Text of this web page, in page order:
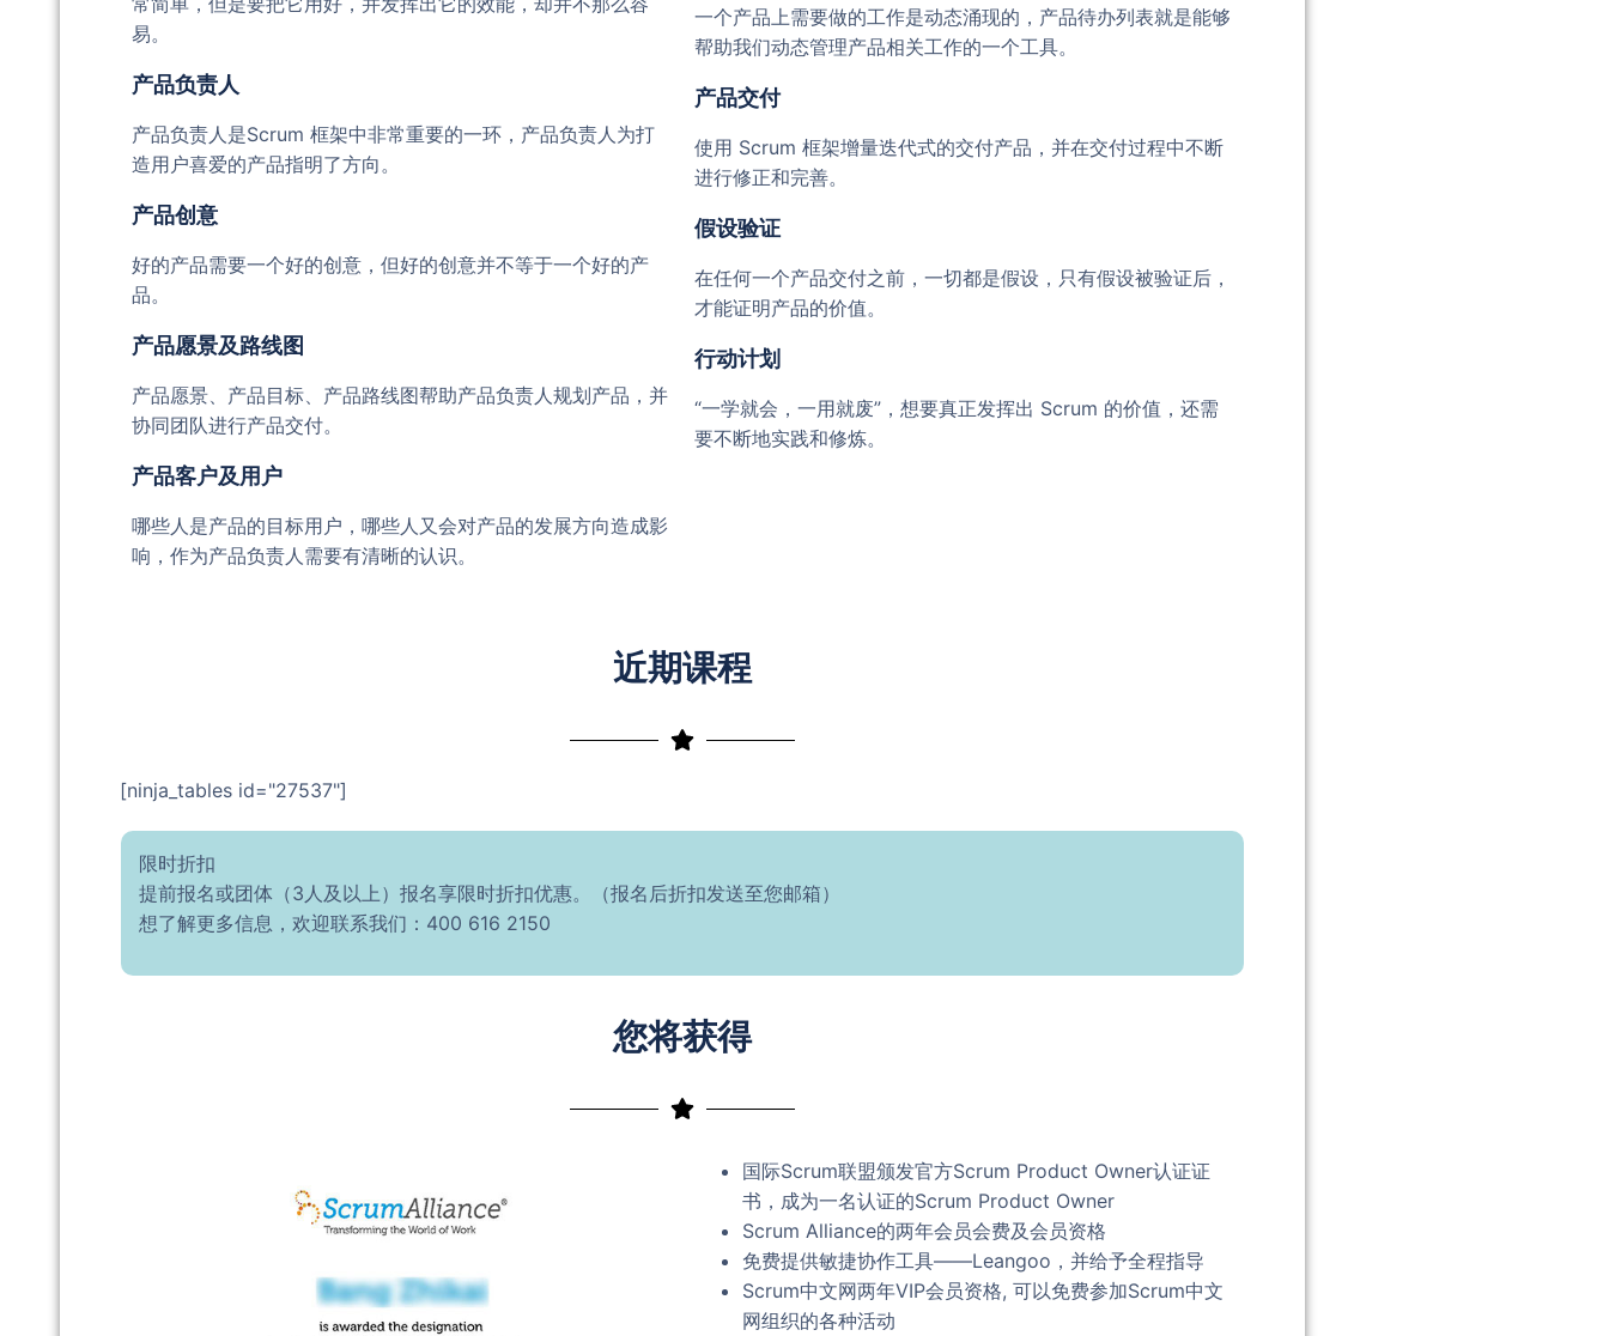
易。
产品负责人
产品负责人是Scrum 框架中非常重要的一环，产品负责人为打
造用户喜爱的产品指明了方向。
产品创意
好的产品需要一个好的创意，但好的创意并不等于一个好的产
品。
产品愿景及路线图
产品愿景、产品目标、产品路线图帮助产品负责人规划产品，并
协同团队进行产品交付。
产品客户及用户
哪些人是产品的目标用户，哪些人又会对产品的发展方向造成影
响，作为产品负责人需要有清晰的认识。
一个产品上需要做的工作是动态涌现的，产品待办列表就是能够
帮助我们动态管理产品相关工作的一个工具。
产品交付
使用 Scrum 框架增量迭代式的交付产品，并在交付过程中不断
进行修正和完善。
假设验证
在任何一个产品交付之前，一切都是假设，只有假设被验证后，
才能证明产品的价值。
行动计划
“一学就会，一用就废”，想要真正发挥出 Scrum 的价值，还需
要不断地实践和修炼。
近期课程
[ninja_tables id="27537"]
限时折扣
提前报名或团体（3人及以上）报名享限时折扣优惠。（报名后折扣发送至您邮箱）
想了解更多信息，欢迎联系我们：400 616 2150
您将获得
国际Scrum联盟颁发官方Scrum Product Owner认证证
书，成为一名认证的Scrum Product Owner
Scrum Alliance的两年会员会费及会员资格
免费提供敏捷协作工具——Leangoo，并给予全程指导
Scrum中文网两年VIP会员资格, 可以免费参加Scrum中文
网组织的各种活动